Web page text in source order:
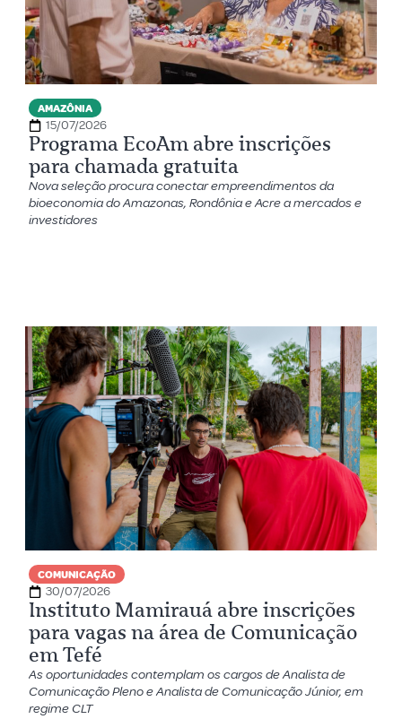
AMAZÔNIA
15/07/2026
Programa EcoAm abre inscrições
para chamada gratuita
Nova seleção procura conectar empreendimentos da
bioeconomia do Amazonas, Rondônia e Acre a mercados e
investidores
COMUNICAÇÃO
30/07/2026
Instituto Mamirauá abre inscrições
para vagas na área de Comunicação
em Tefé
As oportunidades contemplam os cargos de Analista de
Comunicação Pleno e Analista de Comunicação Júnior, em
regime CLT